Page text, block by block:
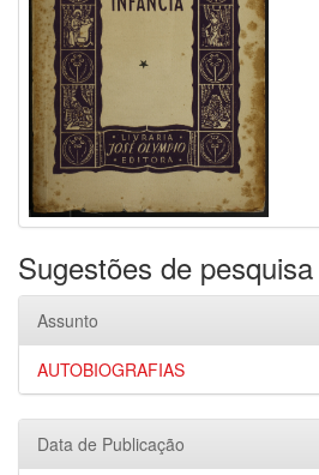
Sugestões de pesquisa
Assunto
AUTOBIOGRAFIAS
Data de Publicação